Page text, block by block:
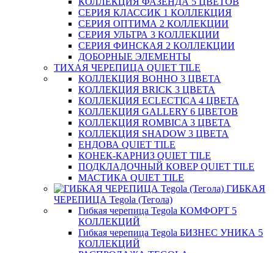
СЕРИЯ КЛАССИК 1 КОЛЛЕКЦИЯ
СЕРИЯ ОПТИМА 2 КОЛЛЕКЦИИ
СЕРИЯ УЛЬТРА 3 КОЛЛЕКЦИИ
СЕРИЯ ФИНСКАЯ 2 КОЛЛЕКЦИИ
ДОБОРНЫЕ ЭЛЕМЕНТЫ
ТИХАЯ ЧЕРЕПИЦА QUIET TILE
КОЛЛЕКЦИЯ BOHHO 3 ЦВЕТА
КОЛЛЕКЦИЯ BRICK 3 ЦВЕТА
КОЛЛЕКЦИЯ ECLECTICA 4 ЦВЕТА
КОЛЛЕКЦИЯ GALLERY 6 ЦВЕТОВ
КОЛЛЕКЦИЯ ROMBICA 3 ЦВЕТА
КОЛЛЕКЦИЯ SHADOW 3 ЦВЕТА
ЕНДОВА QUIET TILE
КОНЕК-КАРНИЗ QUIET TILE
ПОДКЛАДОЧНЫЙ КОВЕР QUIET TILE
МАСТИКА QUIET TILE
ГИБКАЯ
ЧЕРЕПИЦА Tegola (Тегола)
Гибкая черепица Tegola КОМФОРТ 5
КОЛЛЕКЦИЙ
Гибкая черепица Tegola БИЗНЕС УНИКА 5
КОЛЛЕКЦИЙ